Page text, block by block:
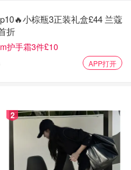
哆嗦
小棕瓶3正装礼盒£44 兰蔻
折
护手霜3件£10
APP打开
2